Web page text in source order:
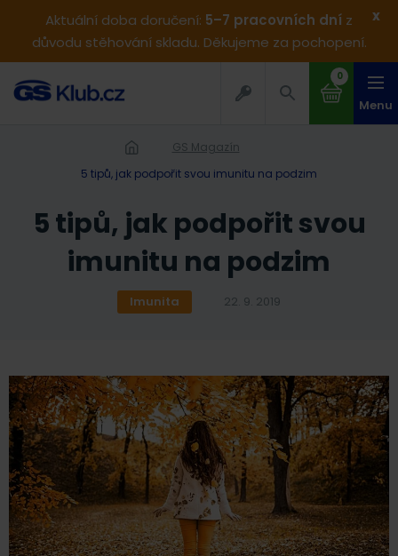
Aktuální doba doručení: 5–7 pracovních dní z
důvodu stěhování skladu. Děkujeme za pochopení.
x
0
Menu
GS Magazín
5 tipů, jak podpořit svou imunitu na podzim
5 tipů, jak podpořit svou
imunitu na podzim
Imunita 22. 9. 2019